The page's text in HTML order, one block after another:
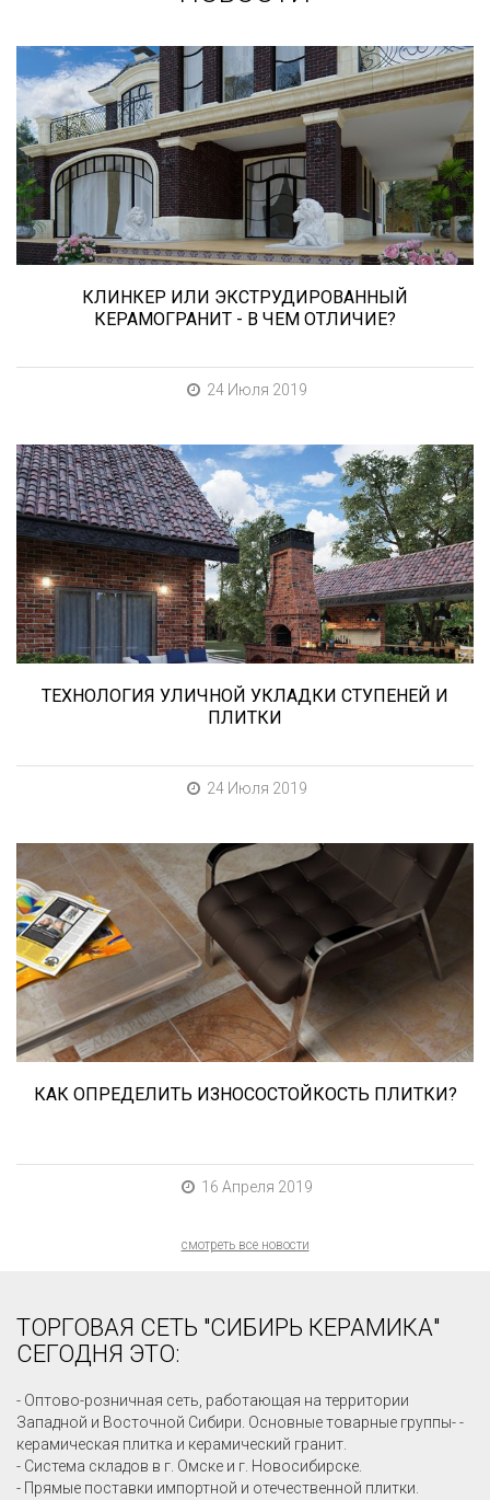
Сегодня «клинкером» называют все подряд...
и напольную плитку и ступени (фронтальные,
угловые) для облицовки крыльца, фасадную
плитку и другие материалы преимущественно
для экстерьерной отделки домов, зон
мангала, барбекю, лестниц и...
КЛИНКЕР ИЛИ ЭКСТРУДИРОВАННЫЙ
КЕРАМОГРАНИТ - В ЧЕМ ОТЛИЧИЕ?
24 Июля 2019
В этой статье мы расскажем о том, что
нужно учесть при выборе и укладке уличных
облицовочных материалов (ступени и плитка).
ТЕХНОЛОГИЯ УЛИЧНОЙ УКЛАДКИ СТУПЕНЕЙ И
ПЛИТКИ
24 Июля 2019
При выборе любой плитки важно важны не
только цвет и размер, но и ее
износостойкость. Как же определить
износостойкость керамической плитки и
керамогранита? Сейчас расскажем.
КАК ОПРЕДЕЛИТЬ ИЗНОСОСТОЙКОСТЬ ПЛИТКИ?
16 Апреля 2019
смотреть все новости
ТОРГОВАЯ СЕТЬ "СИБИРЬ КЕРАМИКА"
СЕГОДНЯ ЭТО:
- Оптово-розничная сеть, работающая на территории
Западной и Восточной Сибири. Основные товарные группы- -
керамическая плитка и керамический гранит.
- Система складов в г. Омске и г. Новосибирске.
- Прямые поставки импортной и отечественной плитки.